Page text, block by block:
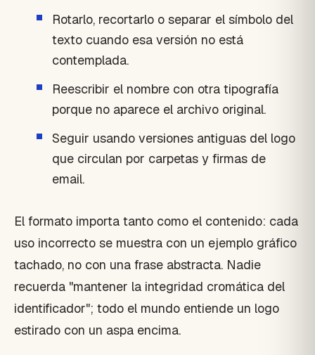
Rotarlo, recortarlo o separar el símbolo del
texto cuando esa versión no está
contemplada.
Reescribir el nombre con otra tipografía
porque no aparece el archivo original.
Seguir usando versiones antiguas del logo
que circulan por carpetas y firmas de
email.
El formato importa tanto como el contenido: cada
uso incorrecto se muestra con un ejemplo gráfico
tachado, no con una frase abstracta. Nadie
recuerda "mantener la integridad cromática del
identificador"; todo el mundo entiende un logo
estirado con un aspa encima.